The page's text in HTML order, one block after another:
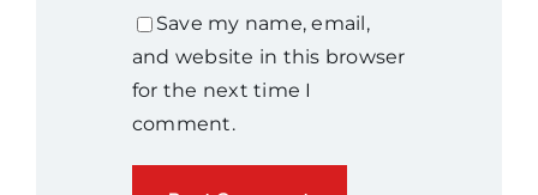
Save my name, email,
and website in this browser
for the next time I
comment.